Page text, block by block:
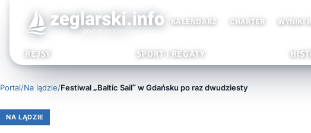
KALENDARZ CHARTER WYNIKI
REJSY SPORT I REGATY
Portal/Na lądzie/Festiwal „Baltic Sail” w Gdańsku po raz dwudziesty
NA LĄDZIE